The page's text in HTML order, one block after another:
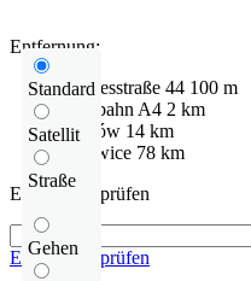
Standard
Satellit
Straße
Gehen
Entfernung:
Bundesstraße 44 100 m
Autobahn A4 2 km
Kraków 14 km
Katowice 78 km
Entfernung prüfen
Entfernung prüfen